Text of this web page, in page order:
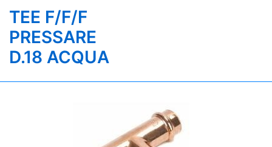
TEE F/F/F
PRESSARE
D.18 ACQUA